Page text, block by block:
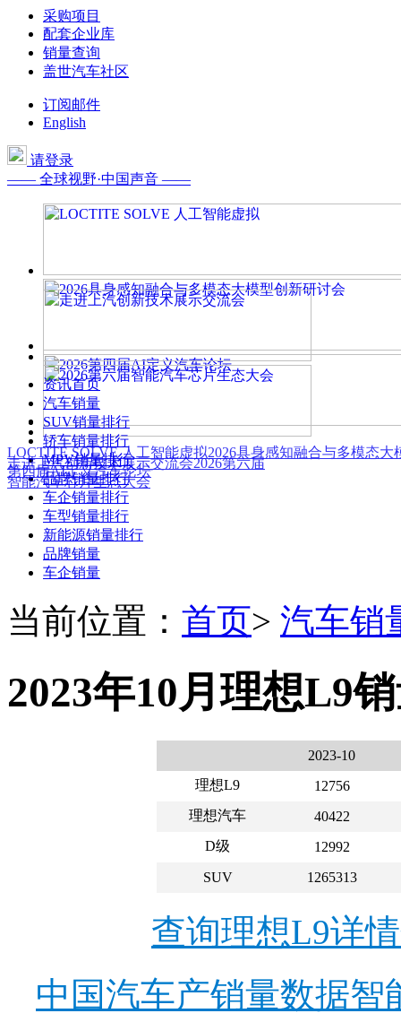
采购项目
配套企业库
销量查询
盖世汽车社区
订阅邮件
English
请登录
—— 全球视野·中国声音 ——
LOCTITE SOLVE 人工智能虚拟2026具身感知融合与多模态大
第四届AI定义汽车论坛
走进上汽创新技术展示交流会2026第六届
智能汽车芯片生态大会
资讯首页
汽车销量
SUV销量排行
轿车销量排行
MPV销量排行
品牌销量排行
车企销量排行
车型销量排行
新能源销量排行
品牌销量
车企销量
当前位置： 首页> 汽车销
2023年10月理想L9
2023-10
理想L9
12756
理想汽车
40422
D级
12992
SUV
1265313
查询理想L9详
中国汽车产销量数据